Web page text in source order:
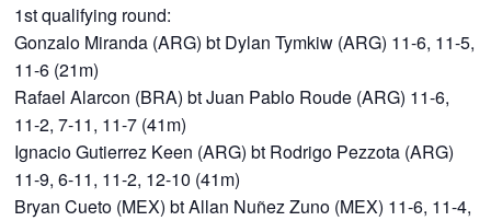
1st qualifying round:
Gonzalo Miranda (ARG) bt Dylan Tymkiw (ARG) 11-6, 11-5,
11-6 (21m)
Rafael Alarcon (BRA) bt Juan Pablo Roude (ARG) 11-6,
11-2, 7-11, 11-7 (41m)
Ignacio Gutierrez Keen (ARG) bt Rodrigo Pezzota (ARG)
11-9, 6-11, 11-2, 12-10 (41m)
Bryan Cueto (MEX) bt Allan Nuñez Zuno (MEX) 11-6, 11-4,